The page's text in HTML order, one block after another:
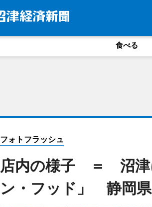
食べる
フォトフラッシュ
店内の様子 ＝ 沼津
ン・フッド」 静岡